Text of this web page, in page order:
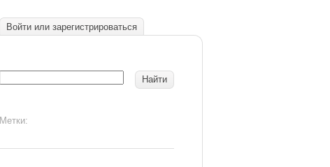
Войти или зарегистрироваться
Метки: